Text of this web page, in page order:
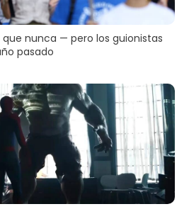
nunca — pero los guionistas
pasado